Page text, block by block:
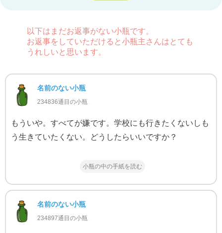
以下はまだお返事がない小瓶です。
お返事をしていただけると小瓶主さんはとても
うれしいと思います。
名前のない小瓶
234836通目の小瓶
もういや。すべてが嫌です。学校にも行きたくないしも
う生きていたくない。どうしたらいいですか？
小瓶の中の手紙を読む
名前のない小瓶
234897通目の小瓶